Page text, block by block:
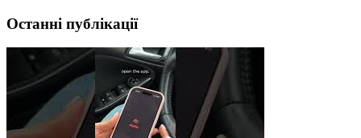
Останні публікації